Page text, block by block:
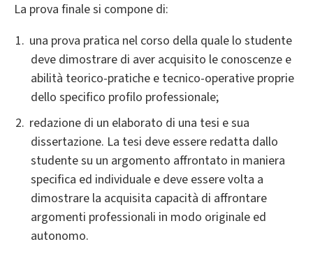
La prova finale si compone di:
una prova pratica nel corso della quale lo studente
deve dimostrare di aver acquisito le conoscenze e
abilità teorico-pratiche e tecnico-operative proprie
dello specifico profilo professionale;
redazione di un elaborato di una tesi e sua
dissertazione. La tesi deve essere redatta dallo
studente su un argomento affrontato in maniera
specifica ed individuale e deve essere volta a
dimostrare la acquisita capacità di affrontare
argomenti professionali in modo originale ed
autonomo.